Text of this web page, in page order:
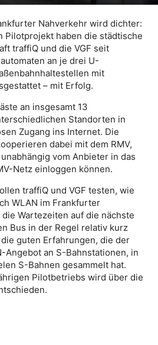
Nahverkehr wird dichter:
Pilotprojekt haben die städtische
traffiQ und die VGF seit
an je drei U-
mit
– mit Erfolg.
an insgesamt 13
Standorten in
Zugang ins Internet. Die
dabei mit dem RMV,
vom Anbieter in das
Netz einloggen können.
traffiQ und VGF testen, wie
WLAN im Frankfurter
Wartezeiten auf die nächste
Bus in der Regel relativ kurz
guten Erfahrungen, die der
Angebot an S-Bahnstationen, in
S-Bahnen gesammelt hat.
Pilotbetriebs wird über die